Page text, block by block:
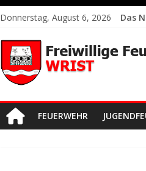
Donnerstag, August 6, 2026 Das
FEUERWEHR